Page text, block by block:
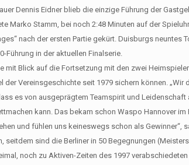
Dennis Eidner blieb die einzige Führung der
Marko Stamm, bei noch 2:48 Minuten auf der
nach der ersten Partie gekürt. Duisburgs neuntes
Führung in der aktuellen Finalserie.
mit Blick auf die Fortsetzung mit den zwei
Vereinsgeschichte seit 1979 sichern können. „Wir
es von ausgeprägtem Teamspirit und
kann. Das bekam schon Waspo Hannover im
und fühlen uns keineswegs schon als Gewinner“,
seitdem sind die Berliner in 50 Begegnungen
noch zu Aktiven-Zeiten des 1997